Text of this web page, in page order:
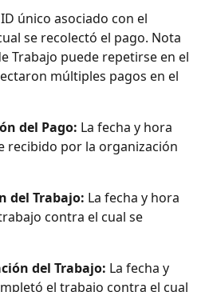
ID único asociado con el
se recolectó el pago. Nota
Trabajo puede repetirse en el
múltiples pagos en el
del Pago: La fecha y hora
recibido por la organización
del Trabajo: La fecha y hora
contra el cual se
del Trabajo: La fecha y
el trabajo contra el cual